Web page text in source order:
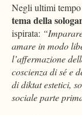
Negli ultimi
tema della
ispirata:
amare in modo
l’affermazione
coscienza di sé e
di diktat estetici,
sociale parte